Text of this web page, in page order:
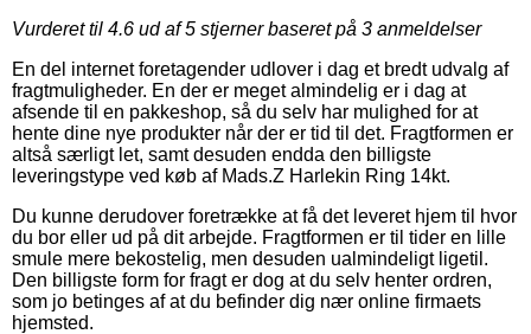
Vurderet til 4.6 ud af 5 stjerner baseret på 3 anmeldelser
En del internet foretagender udlover i dag et bredt udvalg af
fragtmuligheder. En der er meget almindelig er i dag at
afsende til en pakkeshop, så du selv har mulighed for at
hente dine nye produkter når der er tid til det. Fragtformen er
altså særligt let, samt desuden endda den billigste
leveringstype ved køb af Mads.Z Harlekin Ring 14kt.
Du kunne derudover foretrække at få det leveret hjem til hvor
du bor eller ud på dit arbejde. Fragtformen er til tider en lille
smule mere bekostelig, men desuden ualmindeligt ligetil.
Den billigste form for fragt er dog at du selv henter ordren,
som jo betinges af at du befinder dig nær online firmaets
hjemsted.